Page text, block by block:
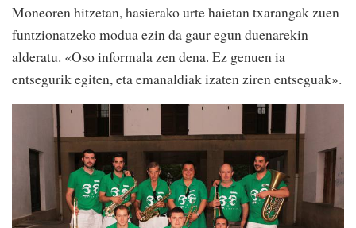
Moneoren hitzetan, hasierako urte haietan txarangak zuen
funtzionatzeko modua ezin da gaur egun duenarekin
alderatu. «Oso informala zen dena. Ez genuen ia
entsegurik egiten, eta emanaldiak izaten ziren entseguak».